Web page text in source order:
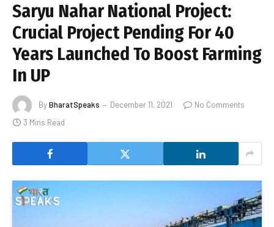
Saryu Nahar National Project:
Crucial Project Pending For 40
Years Launched To Boost Farming
In UP
ByBharatSpeaks December 11, 2021
No Comments
3 Mins Read